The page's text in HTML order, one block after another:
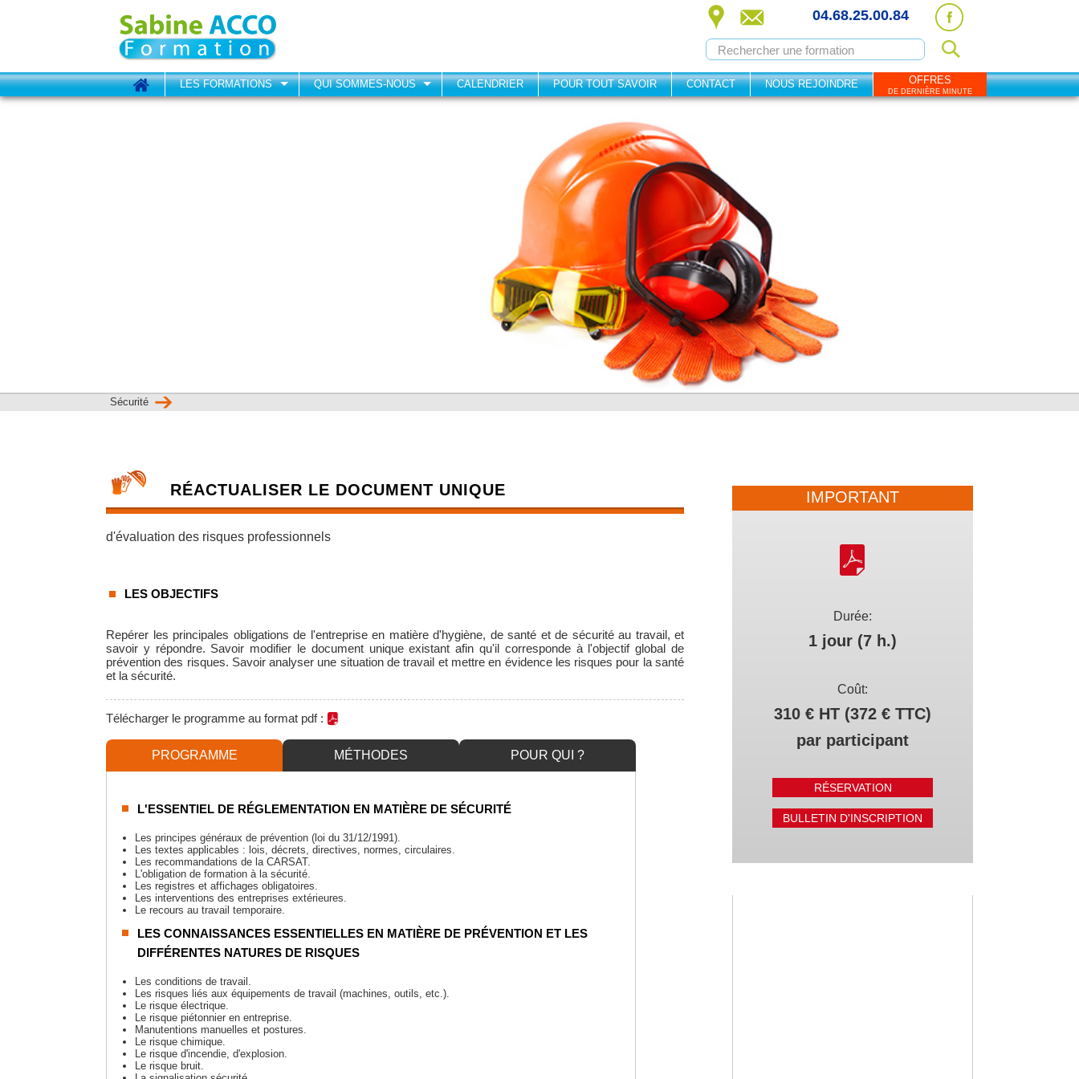
04.68.25.00.84
LES FORMATIONS QUI SOMMES-NOUS CALENDRIER POUR TOUT SAVOIR CONTACT NOUS REJOINDRE OFFRES
DE DERNIÈRE MINUTE
Sécurité
IMPORTANT
Durée:
1 jour (7 h.)
Coût:
310 € HT (372 € TTC)
par participant
RÉSERVATION
BULLETIN D'INSCRIPTION
RÉACTUALISER LE DOCUMENT UNIQUE
d'évaluation des risques professionnels
LES OBJECTIFS
Repérer les principales obligations de l'entreprise en matière d'hygiène, de santé et de sécurité au travail, et
savoir y répondre. Savoir modifier le document unique existant afin qu'il corresponde à l'objectif global de
prévention des risques. Savoir analyser une situation de travail et mettre en évidence les risques pour la santé
et la sécurité.
Télécharger le programme au format pdf :
PROGRAMME MÉTHODES POUR QUI ?
L'ESSENTIEL DE RÉGLEMENTATION EN MATIÈRE DE SÉCURITÉ
Les principes généraux de prévention (loi du 31/12/1991).
Les textes applicables : lois, décrets, directives, normes, circulaires.
Les recommandations de la CARSAT.
L'obligation de formation à la sécurité.
Les registres et affichages obligatoires.
Les interventions des entreprises extérieures.
Le recours au travail temporaire.
LES CONNAISSANCES ESSENTIELLES EN MATIÈRE DE PRÉVENTION ET LES
DIFFÉRENTES NATURES DE RISQUES
Les conditions de travail.
Les risques liés aux équipements de travail (machines, outils, etc.).
Le risque électrique.
Le risque piétonnier en entreprise.
Manutentions manuelles et postures.
Le risque chimique.
Le risque d'incendie, d'explosion.
Le risque bruit.